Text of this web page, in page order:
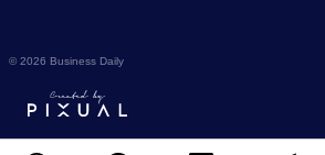
© 2026 Business Daily